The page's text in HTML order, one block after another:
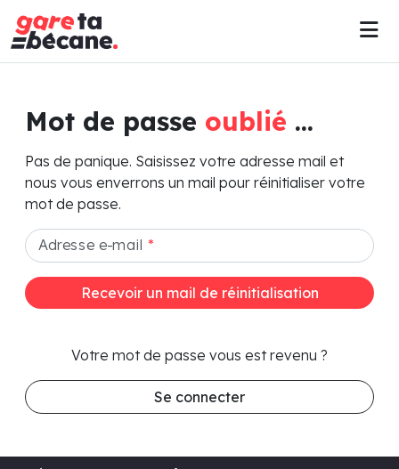
Mot de passe oublié ...
Pas de panique. Saisissez votre adresse mail et
nous vous enverrons un mail pour réinitialiser votre
mot de passe.
Adresse e-mail *
Recevoir un mail de réinitialisation
Votre mot de passe vous est revenu ?
Se connecter